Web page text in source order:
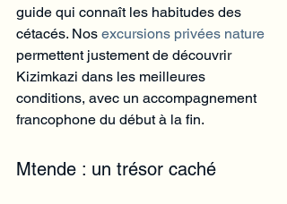
guide qui connaît les habitudes des
cétacés. Nos excursions privées nature
permettent justement de découvrir
Kizimkazi dans les meilleures
conditions, avec un accompagnement
francophone du début à la fin.
Mtende : un trésor caché